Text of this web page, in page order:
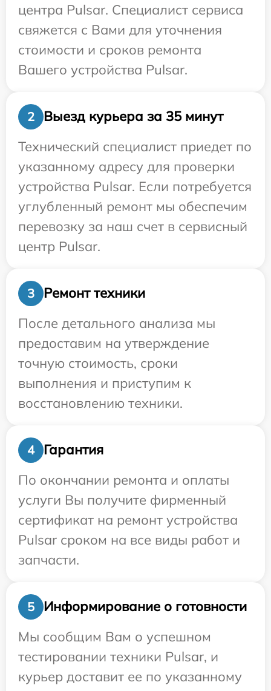
центра Pulsar. Специалист сервиса
свяжется с Вами для уточнения
стоимости и сроков ремонта
Вашего устройства Pulsar.
2
Выезд курьера за 35 минут
Технический специалист приедет по
указанному адресу для проверки
устройства Pulsar. Если потребуется
углубленный ремонт мы обеспечим
перевозку за наш счет в сервисный
центр Pulsar.
3
Ремонт техники
После детального анализа мы
предоставим на утверждение
точную стоимость, сроки
выполнения и приступим к
восстановлению техники.
4
Гарантия
По окончании ремонта и оплаты
услуги Вы получите фирменный
сертификат на ремонт устройства
Pulsar сроком на все виды работ и
запчасти.
5
Информирование о готовности
Мы сообщим Вам о успешном
тестировании техники Pulsar, и
курьер доставит ее по указанному